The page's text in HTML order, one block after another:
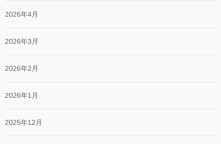
2026年4月
2026年3月
2026年2月
2026年1月
2025年12月